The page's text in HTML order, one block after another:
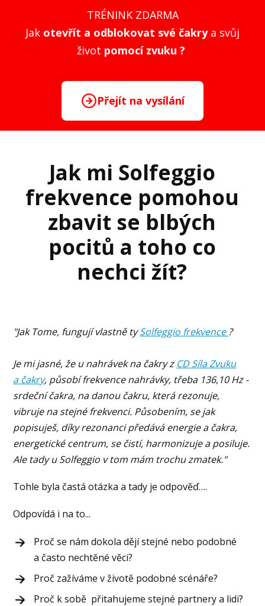
TRÉNINK ZDARMA
Jak otevřít a odblokovat své čakrya svůj
život pomocí zvuku ?
Přejít na vysílání
Jak mi Solfeggio
frekvence pomohou
zbavit se blbých
pocitů a toho co
nechci žít?
"Jak Tome, fungují vlastně tySolfeggio frekvence ?
Je mi jasné, že u nahrávek na čakry z CD Síla Zvuku
a čakry, působí frekvence nahrávky, třeba 136,10 Hz -
srdeční čakra, na danou čakru, která rezonuje,
vibruje na stejné frekvenci. Působením, se jak
popisuješ, díky rezonanci předává energie a čakra,
energetické centrum, se čistí, harmonizuje a posiluje.
Ale tady u Solfeggio v tom mám trochu zmatek."
Tohle byla častá otázka a tady je odpověď….
Odpovídá i na to...
Proč se nám dokola dějí stejné nebo podobné
a často nechtěné věci?
Proč zažíváme v životě podobné scénáře?
Proč k sobě přitahujeme stejné partnery a lidi?